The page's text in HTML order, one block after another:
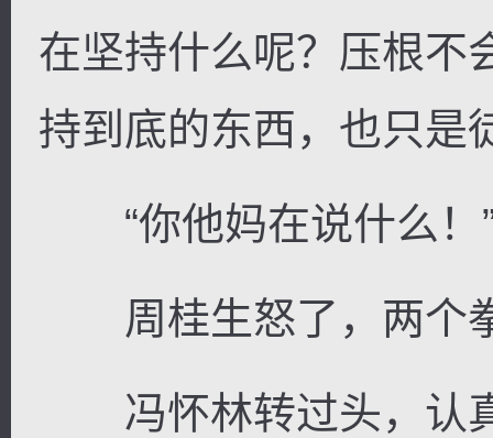
在坚持什么呢？压根不
持到底的东西，也只是
“你他妈在说什么！
周桂生怒了，两个
冯怀林转过头，认真